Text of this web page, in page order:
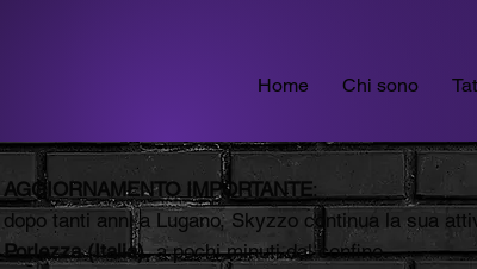
Home Chi sono
AGGIORNAMENTO IMPORTANTE:
dopo tanti anni a Lugano, Skyzzo continua la sua
Porlezza (Italia), a pochi minuti dal confine.